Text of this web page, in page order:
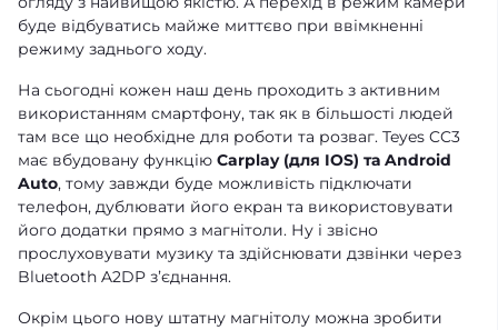
буде відбуватись майже миттєво при ввімкненні
режиму заднього ходу.
На сьогодні кожен наш день проходить з активним
використанням смартфону, так як в більшості людей
там все що необхідне для роботи та розваг. Teyes CC3
має вбудовану функцію Carplay (для IOS) та Android
Auto, тому завжди буде можливість підключати
телефон, дублювати його екран та використовувати
його додатки прямо з магнітоли. Ну і звісно
прослуховувати музику та здійснювати дзвінки через
Bluetooth A2DP зʼєднання.
Окрім цього нову штатну магнітолу можна зробити